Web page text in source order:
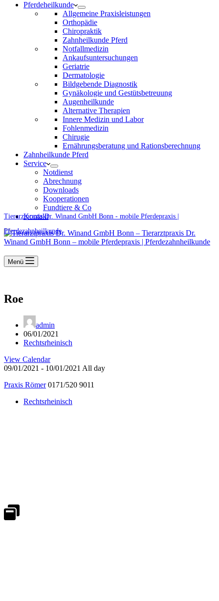
Pferdeheilkunde
Allgemeine Praxisleistungen
Orthopädie
Chiropraktik
Zahnheilkunde Pferd
Notfallmedizin
Ankaufsuntersuchungen
Geriatrie
Dermatologie
Bildgebende Diagnostik
Gynäkologie und Gestütsbetreuung
Augenheilkunde
Alternative Therapien
Innere Medizin und Labor
Fohlenmedizin
Chirugie
Ernährungsberatung und Rationsberechnung
Zahnheilkunde Pferd
Service
Notdienst
Abrechnung
Downloads
Kooperationen
Fundtiere & Co
Kontakt
Tierarztpraxis Dr. Winand GmbH Bonn - mobile Pferdepraxis |
Pferdezahnheilkunde
Menü
Roe
admin
06/01/2021
Rechtsrheinisch
View Calendar
09/01/2021 - 10/01/2021 All day
Praxis Römer0171/520 9011
Rechtsrheinisch